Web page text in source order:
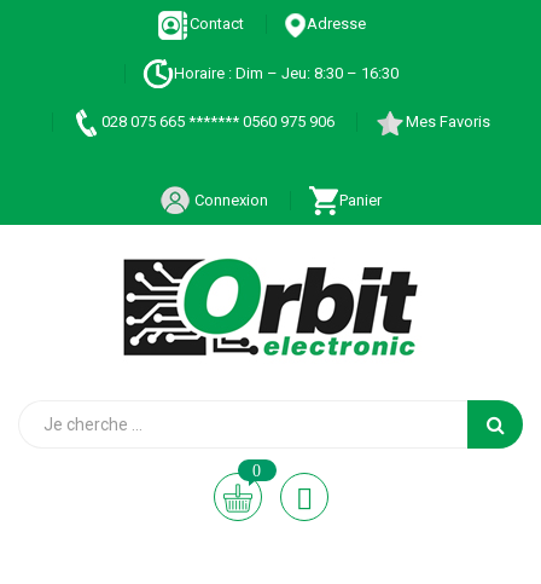
Contact Adresse
Horaire : Dim – Jeu: 8:30 – 16:30
028 075 665 ******* 0560 975 906 Mes Favoris
Connexion Panier
0